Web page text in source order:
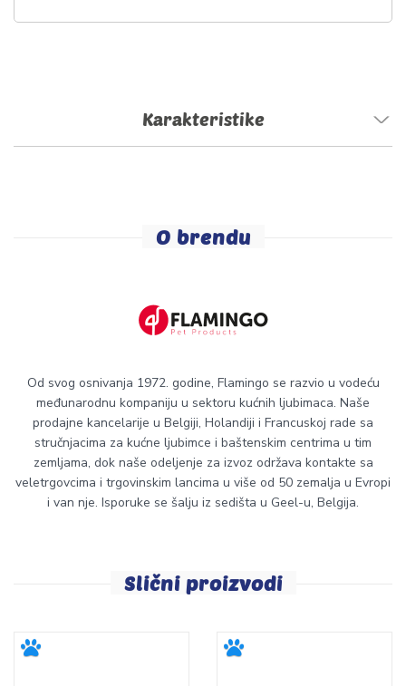
Karakteristike
O brendu
Od svog osnivanja 1972. godine, Flamingo se razvio u vodeću
međunarodnu kompaniju u sektoru kućnih ljubimaca. Naše
prodajne kancelarije u Belgiji, Holandiji i Francuskoj rade sa
stručnjacima za kućne ljubimce i baštenskim centrima u tim
zemljama, dok naše odeljenje za izvoz održava kontakte sa
veletrgovcima i trgovinskim lancima u više od 50 zemalja u Evropi
i van nje. Isporuke se šalju iz sedišta u Geel-u, Belgija.
Slični proizvodi